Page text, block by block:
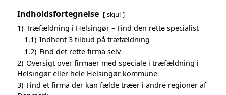
Indholdsfortegnelse skjul
1) Træfældning i Helsingør – Find den rette specialist
1.1) Indhent 3 tilbud på træfældning
1.2) Find det rette firma selv
2) Oversigt over firmaer med speciale i træfældning i
Helsingør eller hele Helsingør kommune
3) Find et firma der kan fælde træer i andre regioner af